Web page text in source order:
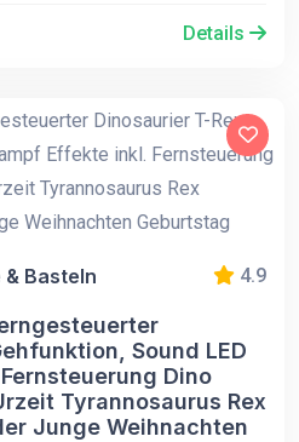
Details
& Basteln 4.9
Sound LED
Dino
Tyrannosaurus Rex
Junge Weihnachten